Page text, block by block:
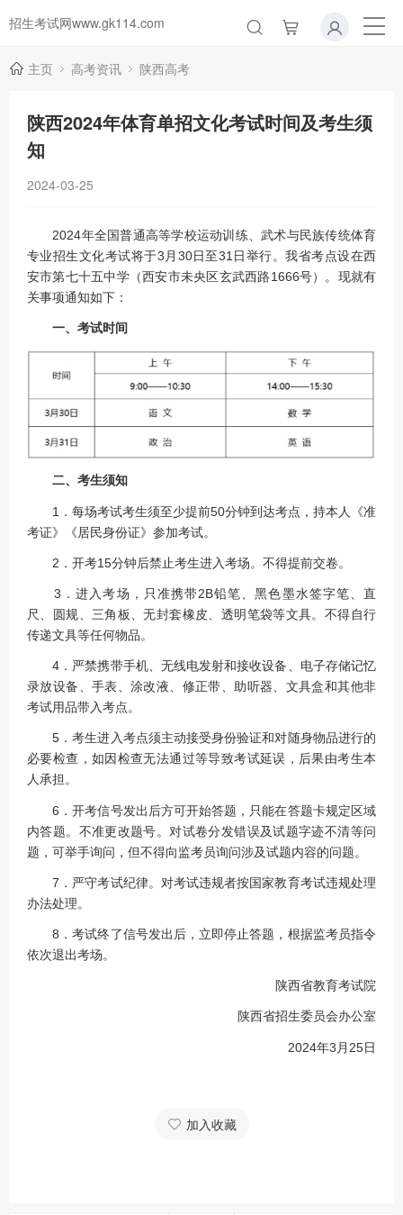
招生考试网www.gk114.com
主页 高考资讯 陕西高考
陕西2024年体育单招文化考试时间及考生须
知
2024-03-25
2024年全国普通高等学校运动训练、武术与民族传统体育
专业招生文化考试将于3月30日至31日举行。我省考点设在西
安市第七十五中学（西安市未央区玄武西路1666号）。现就有
关事项通知如下：
一、考试时间
二、考生须知
1．每场考试考生须至少提前50分钟到达考点，持本人《准
考证》《居民身份证》参加考试。
2．开考15分钟后禁止考生进入考场。不得提前交卷。
3．进入考场，只准携带2B铅笔、黑色墨水签字笔、直
尺、圆规、三角板、无封套橡皮、透明笔袋等文具。不得自行
传递文具等任何物品。
4．严禁携带手机、无线电发射和接收设备、电子存储记忆
录放设备、手表、涂改液、修正带、助听器、文具盒和其他非
考试用品带入考点。
5．考生进入考点须主动接受身份验证和对随身物品进行的
必要检查，如因检查无法通过等导致考试延误，后果由考生本
人承担。
6．开考信号发出后方可开始答题，只能在答题卡规定区域
内答题。不准更改题号。对试卷分发错误及试题字迹不清等问
题，可举手询问，但不得向监考员询问涉及试题内容的问题。
7．严守考试纪律。对考试违规者按国家教育考试违规处理
办法处理。
8．考试终了信号发出后，立即停止答题，根据监考员指令
依次退出考场。
陕西省教育考试院
陕西省招生委员会办公室
2024年3月25日
加入收藏